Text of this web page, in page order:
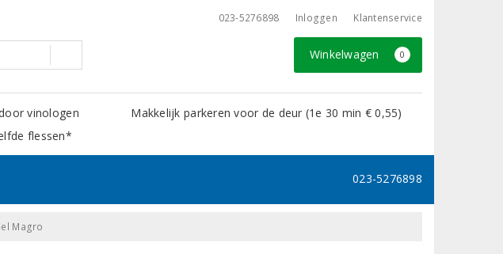
023-5276898 Inloggen Klantenservice
Winkelwagen 0
vinologen
Makkelijk parkeren voor de deur (1e 30 min € 0,55)
flessen*
023-5276898
Magro